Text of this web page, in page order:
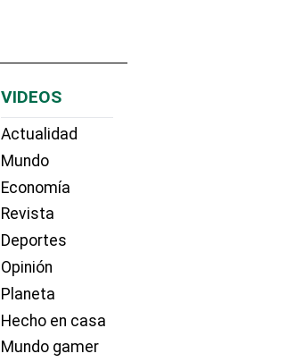
VIDEOS
Actualidad
Mundo
Economía
Revista
Deportes
Opinión
Planeta
Hecho en casa
Mundo gamer